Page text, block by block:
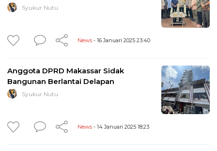
Syukur Nutu
News - 16 Januari 2025 23:40
Anggota DPRD Makassar Sidak
Bangunan Berlantai Delapan
Syukur Nutu
News - 14 Januari 2025 18:23